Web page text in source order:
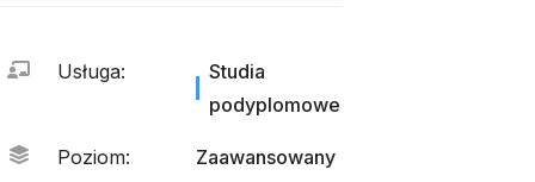
Usługa:
Studia
podyplomowe
Poziom: Zaawansowany